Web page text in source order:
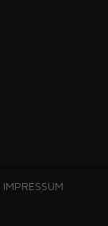
IMPRESSUM